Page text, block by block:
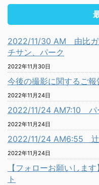
2022/11/30 AM 由比ガ
チサン、パーク
2022年11月30日
今後の撮影に関するご報
2022年11月24日
2022/11/24 AM7:10 パ
2022年11月24日
2022/11/24 AM6:55 辻
2022年11月24日
【フォローお願いしま
ト